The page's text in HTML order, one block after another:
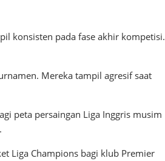
konsisten pada fase akhir kompetisi.
Mereka tampil agresif saat
peta persaingan Liga Inggris musim
Liga Champions bagi klub Premier